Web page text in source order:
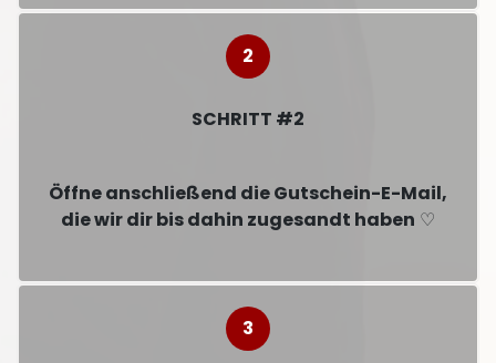
SCHRITT #2
Öffne anschließend die Gutschein-E-Mail,
die wir dir bis dahin zugesandt haben ♡